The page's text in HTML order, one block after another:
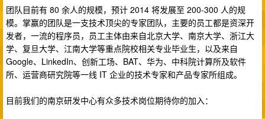
团队目前有 80 余人的规模，预计 2014 将发展至 200-300 人的规
模。掌赢的团队是一支技术顶尖的专家团队，主要的员工都是资深开
发者，一流的程序员，员工主体由来自北京大学、南京大学、浙江大
学、复旦大学、江南大学等重点院校相关专业毕业生，以及来自
Google、LinkedIn、创新工场、BAT、华为、中科院计算所及软件
所、运营商研究院等一线 IT 企业的技术专家和产品专家所组成。
目前我们的南京研发中心有众多技术岗位期待你的加入：